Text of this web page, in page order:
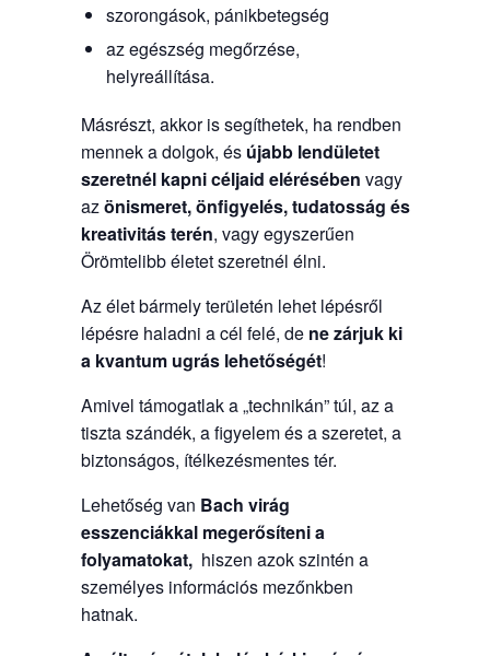
szorongások, pánikbetegség
az egészség megőrzése,
helyreállítása.
Másrészt, akkor is segíthetek, ha rendben
mennek a dolgok, és újabb lendületet
szeretnél kapni céljaid elérésében vagy
azönismeret, önfigyelés, tudatosság és
kreativitás terén, vagy egyszerűen
Örömtelibb életet szeretnél élni.
Az élet bármely területén lehet lépésről
lépésre haladni a cél felé, de ne zárjuk ki
a kvantum ugrás lehetőségét!
Amivel támogatlak a „technikán” túl, az a
tiszta szándék, a figyelem és a szeretet, a
biztonságos, ítélkezésmentes tér.
Lehetőség van Bach virág
esszenciákkal megerősíteni a
folyamatokat,hiszen azok szintén a
személyes információs mezőnkben
hatnak.